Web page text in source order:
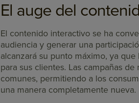
El auge del
El contenido interactivo se ha
audiencia y generar una
alcanzará su punto máximo, ya
para sus clientes. Las campañas
comunes, permitiendo a los
una manera completamente nueva.